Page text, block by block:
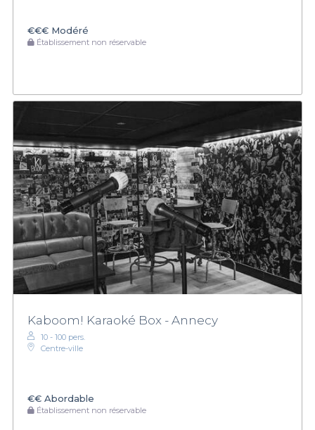
€€€ Modéré
Établissement non réservable
Kaboom! Karaoké Box - Annecy
10 - 100 pers.
Centre-ville
€€ Abordable
Établissement non réservable